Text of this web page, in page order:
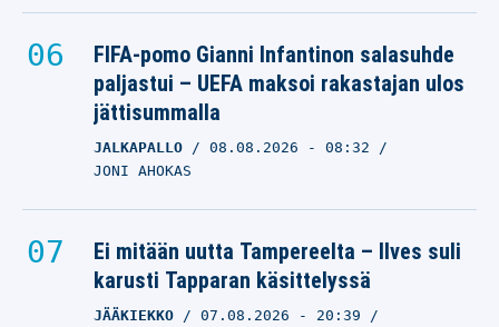
FIFA-pomo Gianni Infantinon salasuhde
paljastui – UEFA maksoi rakastajan ulos
jättisummalla
JALKAPALLO 08.08.2026 - 08:32
JONI AHOKAS
Ei mitään uutta Tampereelta – Ilves suli
karusti Tapparan käsittelyssä
JÄÄKIEKKO 07.08.2026 - 20:39